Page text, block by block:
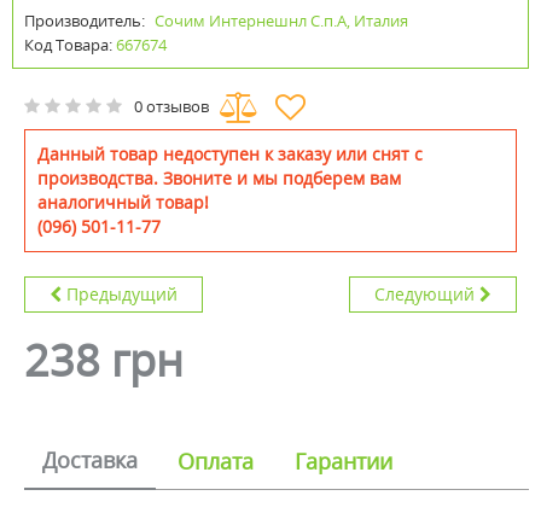
Производитель: Сочим Интернешнл С.п.А, Италия
Код Товара:667674
0 отзывов
Данный товар недоступен к заказу или снят с
производства. Звоните и мы подберем вам
аналогичный товар!
(096) 501-11-77
Предыдущий Следующий
238 грн
Доставка Оплата Гарантии